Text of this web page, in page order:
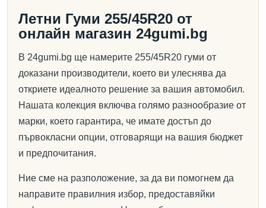
Летни Гуми 255/45R20 от
онлайн магазин 24gumi.bg
В 24gumi.bg ще намерите 255/45R20 гуми от
доказани производители, което ви улеснява да
откриете идеалното решение за вашия автомобил.
Нашата колекция включва голямо разнообразие от
марки, което гарантира, че имате достъп до
първокласни опции, отговарящи на вашия бюджет
и предпочитания.
Ние сме на разположение, за да ви помогнем да
направите правилния избор, предоставяйки